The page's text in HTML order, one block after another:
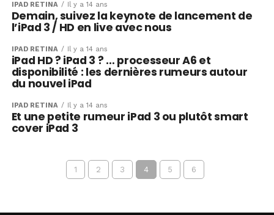
IPAD RÉTINA Il y a 14 ans
Demain, suivez la keynote de lancement de
l’iPad 3 / HD en live avec nous
IPAD RÉTINA Il y a 14 ans
iPad HD ? iPad 3 ? … processeur A6 et
disponibilité : les dernières rumeurs autour
du nouvel iPad
IPAD RÉTINA Il y a 14 ans
Et une petite rumeur iPad 3 ou plutôt smart
cover iPad 3
1 2 3 4 5 6